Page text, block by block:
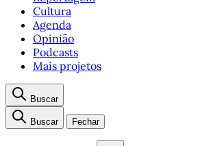
Cultura
Agenda
Opinião
Podcasts
Mais projetos
Buscar
Buscar Fechar